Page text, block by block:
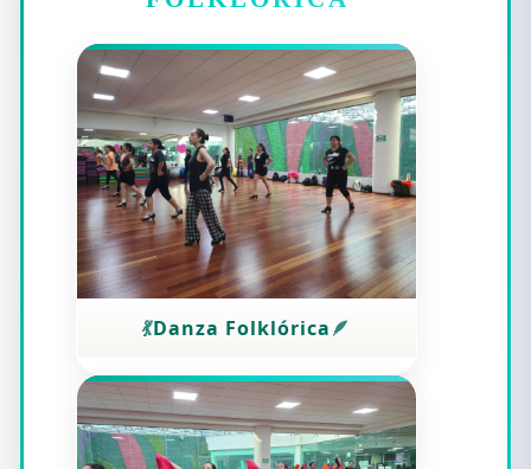
Danza Folklórica